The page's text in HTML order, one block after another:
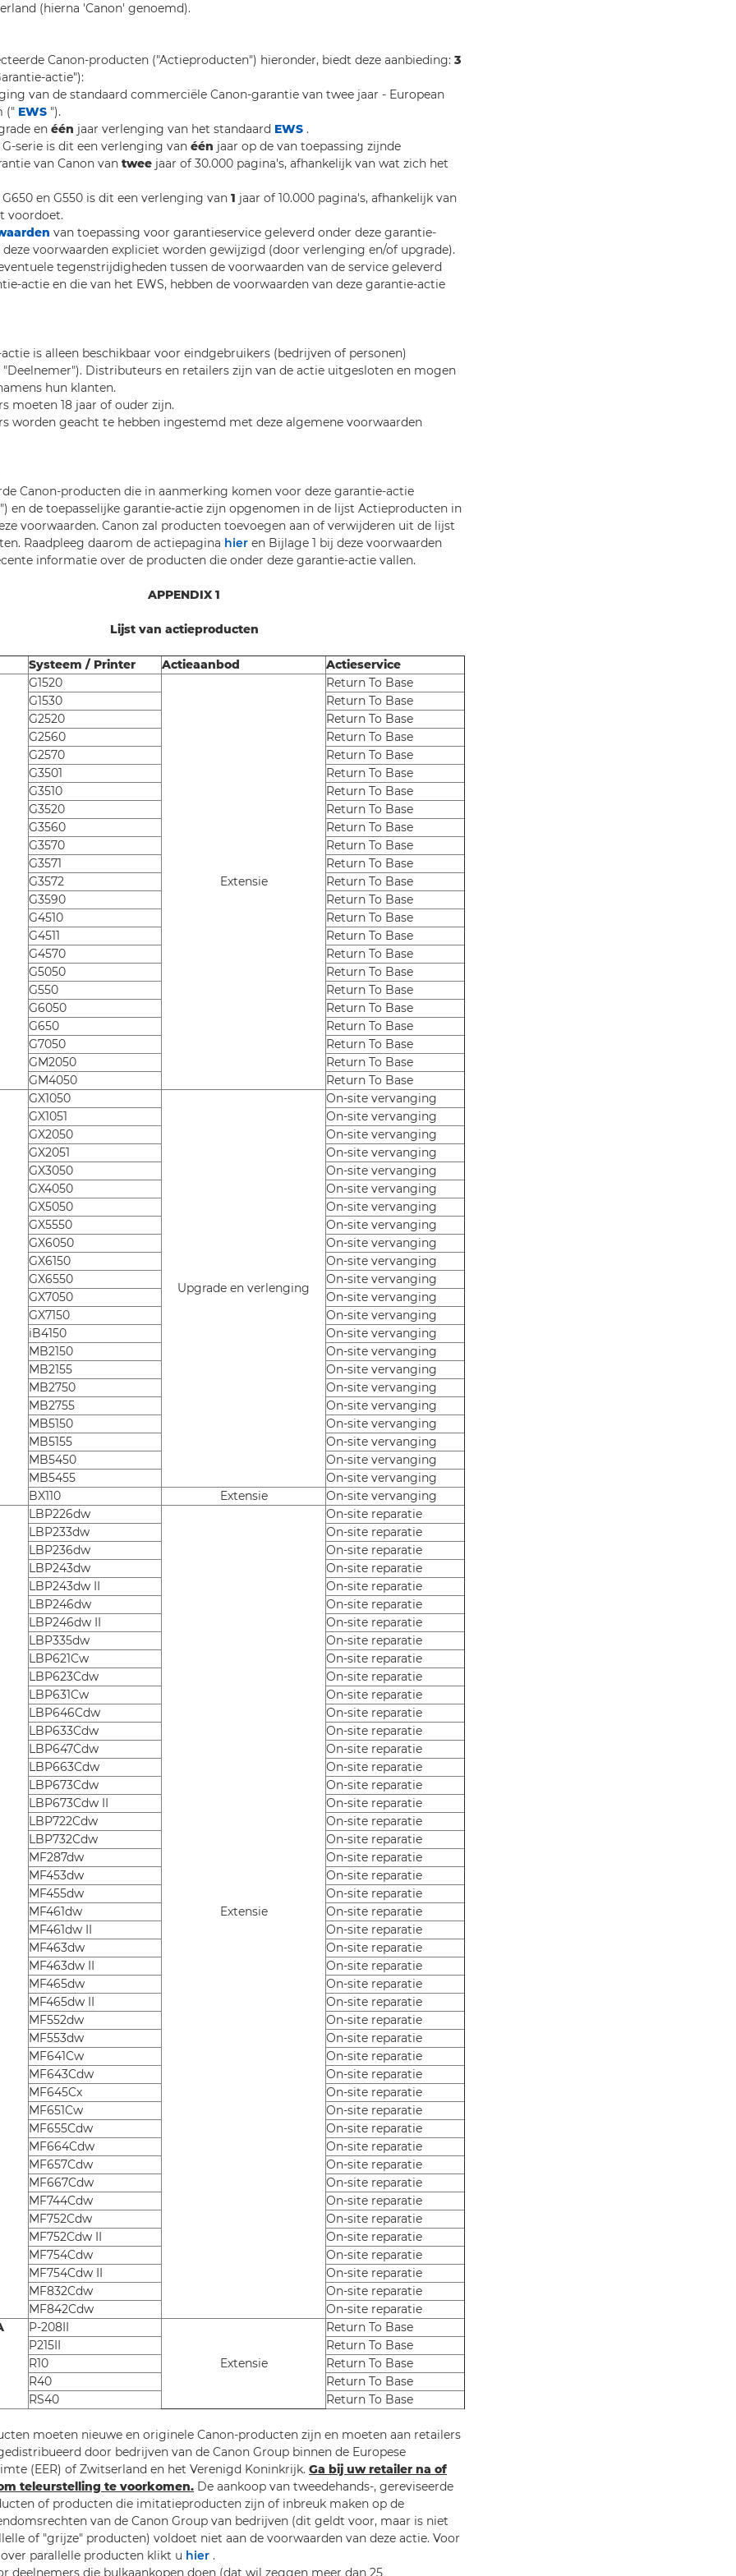
(hierna 'Canon' genoemd).
Canon-producten ("Actieproducten") hieronder, biedt deze aanbieding: 3
actie"):
van de standaard commerciële Canon-garantie van twee jaar - European
(" EWS ").
en één jaar verlenging van het standaard EWS .
G-serie is dit een verlenging van één jaar op de van toepassing zijnde
van Canon van twee jaar of 30.000 pagina's, afhankelijk van wat zich het
en G550 is dit een verlenging van 1 jaar of 10.000 pagina's, afhankelijk van
voordoet.
van toepassing voor garantieservice geleverd onder deze garantie-
deze voorwaarden expliciet worden gewijzigd (door verlenging en/of upgrade).
tegenstrijdigheden tussen de voorwaarden van de service geleverd
actie en die van het EWS, hebben de voorwaarden van deze garantie-actie
is alleen beschikbaar voor eindgebruikers (bedrijven of personen)
"Deelnemer"). Distributeurs en retailers zijn van de actie uitgesloten en mogen
hun klanten.
moeten 18 jaar of ouder zijn.
worden geacht te hebben ingestemd met deze algemene voorwaarden
Canon-producten die in aanmerking komen voor deze garantie-actie
en de toepasselijke garantie-actie zijn opgenomen in de lijst Actieproducten in
voorwaarden. Canon zal producten toevoegen aan of verwijderen uit de lijst
Raadpleeg daarom de actiepagina hier en Bijlage 1 bij deze voorwaarden
informatie over de producten die onder deze garantie-actie vallen.
APPENDIX 1
Lijst van actieproducten
Systeem / Printer Actieaanbod
Actieservice
G1520
Extensie
Return To Base
G1530
Return To Base
G2520
Return To Base
G2560
Return To Base
G2570
Return To Base
G3501
Return To Base
G3510
Return To Base
G3520
Return To Base
G3560
Return To Base
G3570
Return To Base
G3571
Return To Base
G3572
Return To Base
G3590
Return To Base
G4510
Return To Base
G4511
Return To Base
G4570
Return To Base
G5050
Return To Base
G550
Return To Base
G6050
Return To Base
G650
Return To Base
G7050
Return To Base
GM2050
Return To Base
GM4050
Return To Base
GX1050
Upgrade en verlenging
On-site vervanging
GX1051
On-site vervanging
GX2050
On-site vervanging
GX2051
On-site vervanging
GX3050
On-site vervanging
GX4050
On-site vervanging
GX5050
On-site vervanging
GX5550
On-site vervanging
GX6050
On-site vervanging
GX6150
On-site vervanging
GX6550
On-site vervanging
GX7050
On-site vervanging
GX7150
On-site vervanging
iB4150
On-site vervanging
MB2150
On-site vervanging
MB2155
On-site vervanging
MB2750
On-site vervanging
MB2755
On-site vervanging
MB5150
On-site vervanging
MB5155
On-site vervanging
MB5450
On-site vervanging
MB5455
On-site vervanging
BX110
Extensie
On-site vervanging
LBP226dw
Extensie
On-site reparatie
LBP233dw
On-site reparatie
LBP236dw
On-site reparatie
LBP243dw
On-site reparatie
LBP243dw II
On-site reparatie
LBP246dw
On-site reparatie
LBP246dw II
On-site reparatie
LBP335dw
On-site reparatie
LBP621Cw
On-site reparatie
LBP623Cdw
On-site reparatie
LBP631Cw
On-site reparatie
LBP646Cdw
On-site reparatie
LBP633Cdw
On-site reparatie
LBP647Cdw
On-site reparatie
LBP663Cdw
On-site reparatie
LBP673Cdw
On-site reparatie
LBP673Cdw II
On-site reparatie
LBP722Cdw
On-site reparatie
LBP732Cdw
On-site reparatie
MF287dw
On-site reparatie
MF453dw
On-site reparatie
MF455dw
On-site reparatie
MF461dw
On-site reparatie
MF461dw II
On-site reparatie
MF463dw
On-site reparatie
MF463dw II
On-site reparatie
MF465dw
On-site reparatie
MF465dw II
On-site reparatie
MF552dw
On-site reparatie
MF553dw
On-site reparatie
MF641Cw
On-site reparatie
MF643Cdw
On-site reparatie
MF645Cx
On-site reparatie
MF651Cw
On-site reparatie
MF655Cdw
On-site reparatie
MF664Cdw
On-site reparatie
MF657Cdw
On-site reparatie
MF667Cdw
On-site reparatie
MF744Cdw
On-site reparatie
MF752Cdw
On-site reparatie
MF752Cdw II
On-site reparatie
MF754Cdw
On-site reparatie
MF754Cdw II
On-site reparatie
MF832Cdw
On-site reparatie
MF842Cdw
On-site reparatie
P-208II
Extensie
Return To Base
P215II
Return To Base
R10
Return To Base
R40
Return To Base
RS40
Return To Base
moeten nieuwe en originele Canon-producten zijn en moeten aan retailers
door bedrijven van de Canon Group binnen de Europese
(EER) of Zwitserland en het Verenigd Koninkrijk. Ga bij uw retailer na of
teleurstelling te voorkomen. De aankoop van tweedehands-, gereviseerde
of producten die imitatieproducten zijn of inbreuk maken op de
van de Canon Group van bedrijven (dit geldt voor, maar is niet
of "grijze" producten) voldoet niet aan de voorwaarden van deze actie. Voor
parallelle producten klikt u hier .
deelnemers die bulkaankopen doen (dat wil zeggen meer dan 25